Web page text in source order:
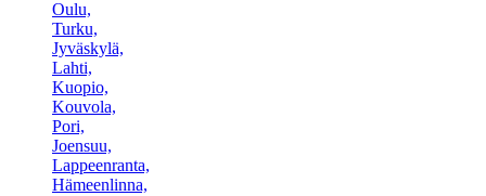
Oulu,
Turku,
Jyväskylä,
Lahti,
Kuopio,
Kouvola,
Pori,
Joensuu,
Lappeenranta,
Hämeenlinna,